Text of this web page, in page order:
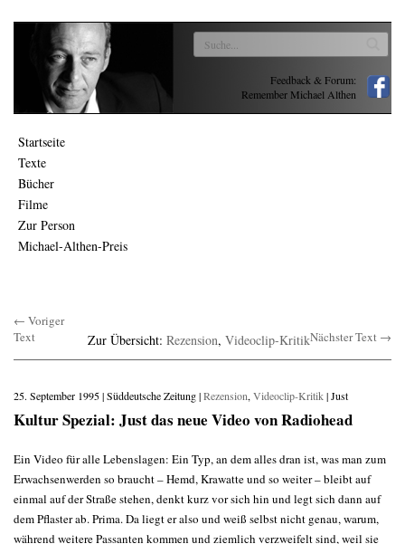
Feedback & Forum:
Remember Michael Althen
Startseite
Texte
Bücher
Filme
Zur Person
Michael-Althen-Preis
← Voriger
Text
Zur Übersicht: Rezension, Videoclip-KritikNächster Text →
25. September 1995 | Süddeutsche Zeitung |Rezension, Videoclip-Kritik| Just
Kultur Spezial: Just das neue Video von Radiohead
Ein Video für alle Lebenslagen: Ein Typ, an dem alles dran ist, was man zum
Erwachsenwerden so braucht – Hemd, Krawatte und so weiter – bleibt auf
einmal auf der Straße stehen, denkt kurz vor sich hin und legt sich dann auf
dem Pflaster ab. Prima. Da liegt er also und weiß selbst nicht genau, warum,
während weitere Passanten kommen und ziemlich verzweifelt sind, weil sie